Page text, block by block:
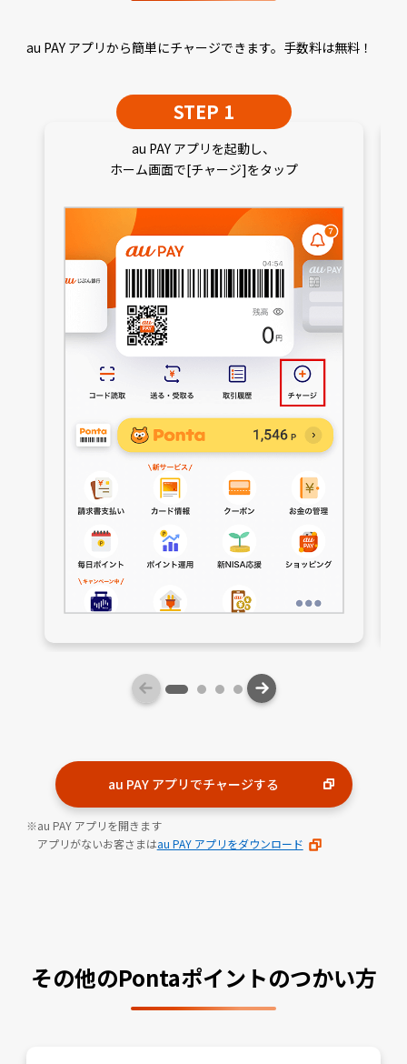
au PAY アプリから簡単にチャージできます。手数料は無料！
STEP 1
au PAY アプリを起動し、
ホーム画面で[チャージ]をタップ
au PAY アプリでチャージする
au PAY アプリを開きます
アプリがないお客さまはau PAY アプリをダウンロード
その他のPontaポイントのつかい方